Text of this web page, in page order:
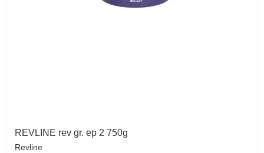
REVLINE rev gr. ep 2 750g
Revline